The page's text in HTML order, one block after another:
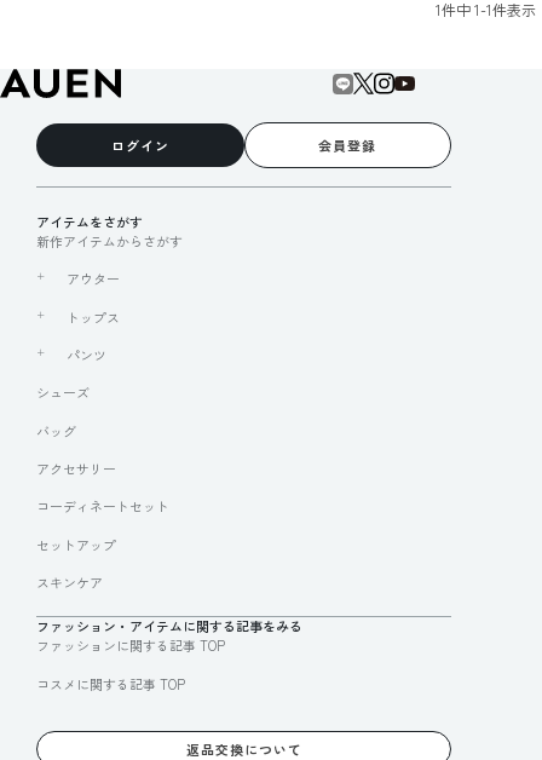
1件中1-1件表示
ログイン 会員登録
アイテムをさがす
新作アイテムからさがす
アウター
トップス
パンツ
シューズ
バッグ
アクセサリー
コーディネートセット
セットアップ
スキンケア
ファッション・アイテムに関する記事をみる
ファッションに関する記事 TOP
コスメに関する記事 TOP
返品交換について